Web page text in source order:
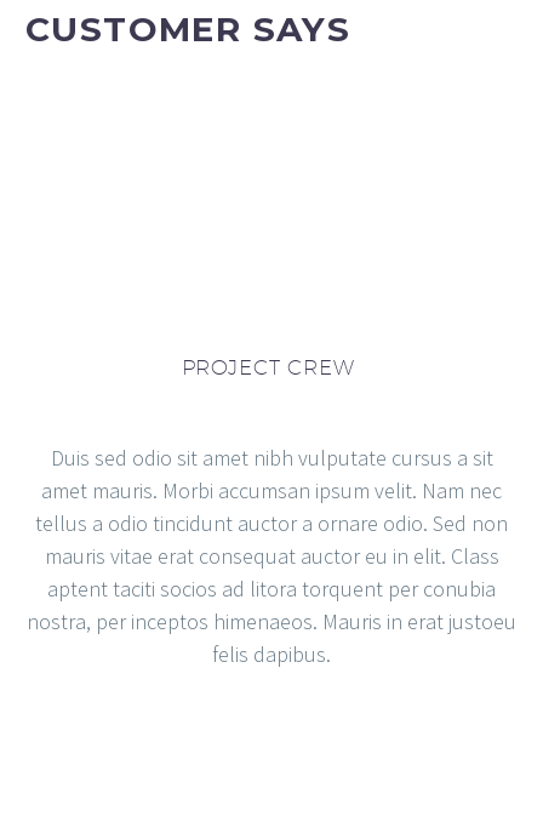
CUSTOMER SAYS
PROJECT CREW
Duis sed odio sit amet nibh vulputate cursus a sit
amet mauris. Morbi accumsan ipsum velit. Nam nec
tellus a odio tincidunt auctor a ornare odio. Sed non
mauris vitae erat consequat auctor eu in elit. Class
aptent taciti socios ad litora torquent per conubia
nostra, per inceptos himenaeos. Mauris in erat justoeu
felis dapibus.